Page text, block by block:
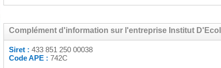
Complément d'information sur l'entreprise Institut
Siret : 433 851 250 00038
Code APE : 742C